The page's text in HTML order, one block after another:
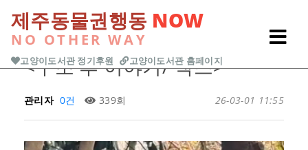
제주동물권행동 NOW
NO OTHER WAY
고양이도서관 정기후원 고양이도서관 홈페이지
Previous Next
<구조 후 이야기/ 맥스>
관리자 0건 339회 26-03-01 11:55